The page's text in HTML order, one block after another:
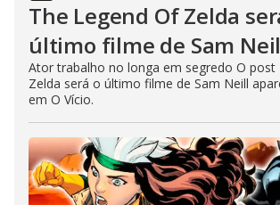
The Legend Of Zelda
último filme de Sam
Ator trabalho no longa em segredo O post
Zelda será o último filme de Sam Neill
em O Vício.